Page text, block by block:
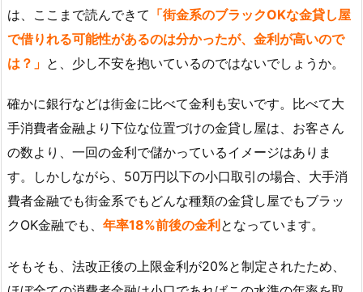
は、ここまで読んできて 「街金系のブラックOKな金貸し屋
で借りれる可能性があるのは分かったが、金利が高いので
は？」 と、少し不安を抱いているのではないでしょうか。
確かに銀行などは街金に比べて金利も安いです。比べて大
手消費者金融より下位な位置づけの金貸し屋は、お客さん
の数より、一回の金利で儲かっているイメージはありま
す。しかしながら、50万円以下の小口取引の場合、大手消
費者金融でも街金系でもどんな種類の金貸し屋でもブラッ
クOK金融でも、 年率18%前後の金利 となっています。
そもそも、法改正後の上限金利が20%と制定されたため、